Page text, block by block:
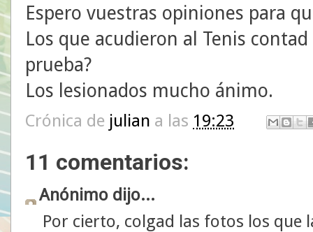
Espero vuestras opiniones para
Los que acudieron al Tenis
prueba?
Los lesionados mucho ánimo.
Crónica de julian a las 19:23
11 comentarios:
Anónimo dijo...
Por cierto, colgad las fotos los que